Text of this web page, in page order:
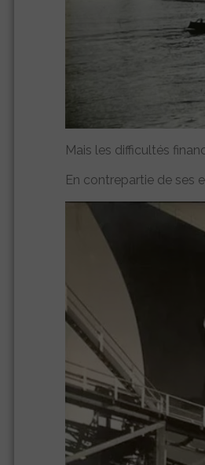
Mais les difficultés
En contrepartie de ses